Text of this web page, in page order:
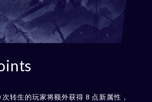
转生的玩家将额外获得 8 点新属性，